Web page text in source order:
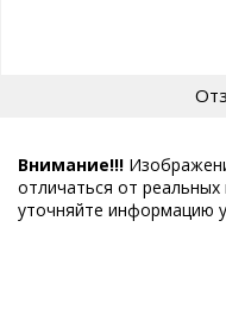
Внимание!!!
отличаться от
уточняйте информацию